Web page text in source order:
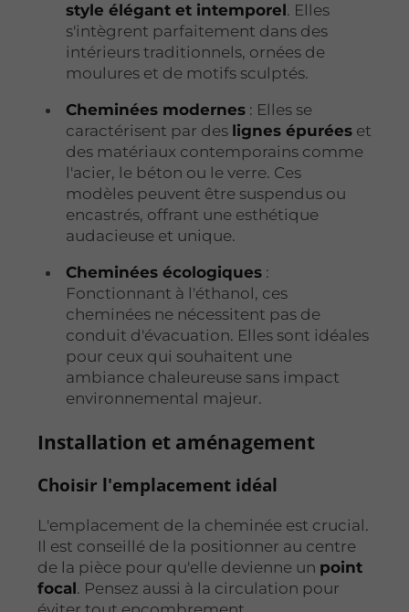
style élégant et intemporel. Elles
s'intègrent parfaitement dans des
intérieurs traditionnels, ornées de
moulures et de motifs sculptés.
Cheminées modernes: Elles se
caractérisent par des lignes épuréeset
des matériaux contemporains comme
l'acier, le béton ou le verre. Ces
modèles peuvent être suspendus ou
encastrés, offrant une esthétique
audacieuse et unique.
Cheminées écologiques:
Fonctionnant à l'éthanol, ces
cheminées ne nécessitent pas de
conduit d'évacuation. Elles sont idéales
pour ceux qui souhaitent une
ambiance chaleureuse sans impact
environnemental majeur.
Installation et aménagement
Choisir l'emplacement idéal
L'emplacement de la cheminée est crucial.
Il est conseillé de la positionner au centre
de la pièce pour qu'elle devienne un point
focal. Pensez aussi à la circulation pour